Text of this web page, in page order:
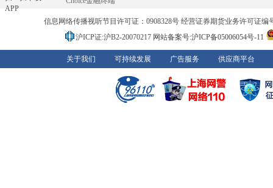
APP
信息网络传播视听节目许可证：0908328号 经营证券期货业务许可证编
沪ICP证:沪B2-20070217 网站备案号:沪ICP备05006054号-11
关于我们 可持续发展 广告服务 供应商平台